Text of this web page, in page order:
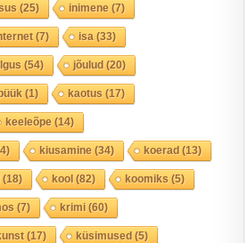
(25) inimene (7)
(7) isa (33)
(54) jõulud(20)
(1) kaotus (17)
keeleõpe (14)
kiusamine (34) koerad(13)
(18) kool(82) koomiks (5)
(7) krimi(60)
(17) küsimused(5)